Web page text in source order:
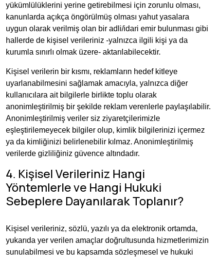
yükümlülüklerini yerine getirebilmesi için zorunlu olması,
kanunlarda açıkça öngörülmüş olması yahut yasalara
uygun olarak verilmiş olan bir adli/idari emir bulunması gibi
hallerde de kişisel verileriniz -yalnızca ilgili kişi ya da
kurumla sınırlı olmak üzere- aktarılabilecektir.
Kişisel verilerin bir kısmı, reklamların hedef kitleye
uyarlanabilmesini sağlamak amacıyla, yalnızca diğer
kullanıcılara ait bilgilerle birlikte toplu olarak
anonimleştirilmiş bir şekilde reklam verenlerle paylaşılabilir.
Anonimleştirilmiş veriler siz ziyaretçilerimizle
eşleştirilemeyecek bilgiler olup, kimlik bilgilerinizi içermez
ya da kimliğinizi belirlenebilir kılmaz. Anonimleştirilmiş
verilerde gizliliğiniz güvence altındadır.
4. Kişisel Verileriniz Hangi
Yöntemlerle ve Hangi Hukuki
Sebeplere Dayanılarak Toplanır?
Kişisel verileriniz, sözlü, yazılı ya da elektronik ortamda,
yukarıda yer verilen amaçlar doğrultusunda hizmetlerimizin
sunulabilmesi ve bu kapsamda sözleşmesel ve hukuki